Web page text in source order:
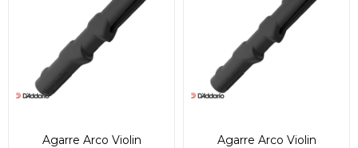
Agarre Arco Violin
Agarre Arco Violin